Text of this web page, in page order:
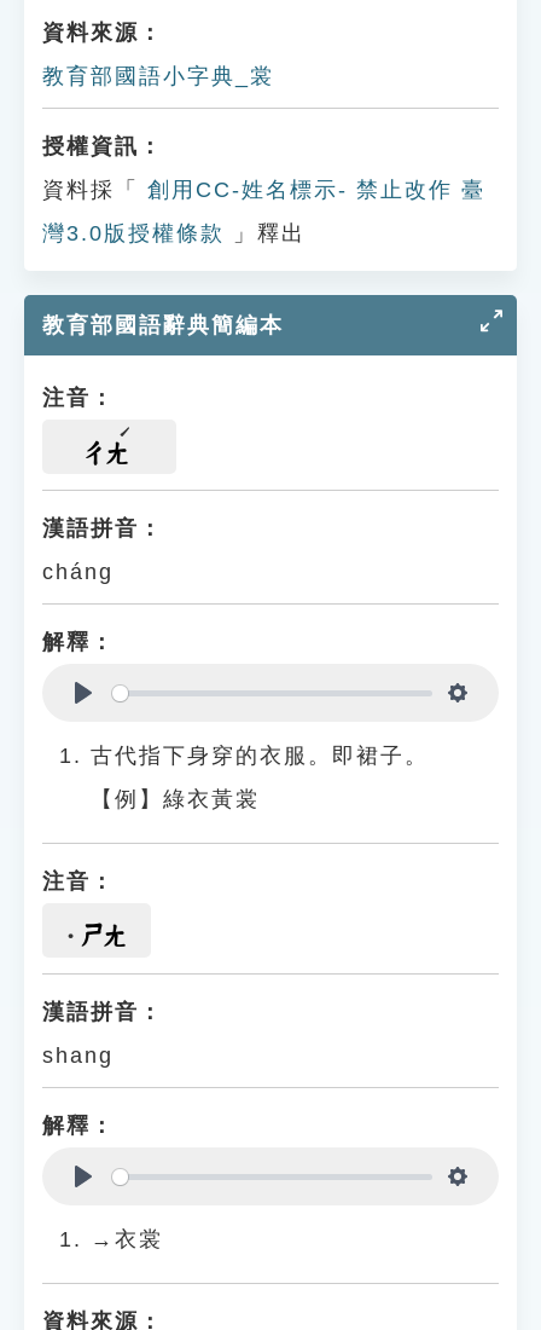
資料來源：
教育部國語小字典_裳
授權資訊：
資料採「
創用CC-姓名標示- 禁止改作 臺
灣3.0版授權條款
」釋出
教育部國語辭典簡編本
注音：
ㄔㄤ
漢語拼音：
cháng
解釋：
古代指下身穿的衣服。即裙子。
【例】綠衣黃裳
注音：
ㄕㄤ
漢語拼音：
shang
解釋：
→衣裳
資料來源：